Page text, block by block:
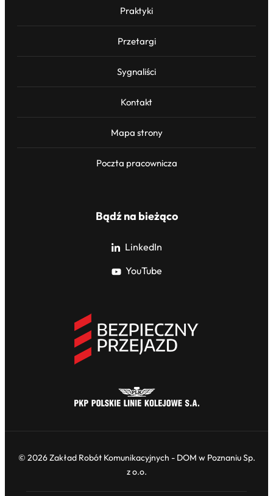
Praktyki
Przetargi
Sygnaliści
Kontakt
Mapa strony
Poczta pracownicza
Bądź na bieżąco
LinkedIn
YouTube
© 2026 Zakład Robót Komunikacyjnych - DOM w Poznaniu Sp.
z o.o.